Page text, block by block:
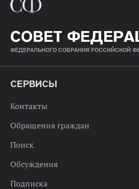
СОВЕТ
ФЕДЕРАЛЬНОГО СОБРАНИЯ РОССИЙСКОЙ
СЕРВИСЫ
Контакты
Обращения граждан
Поиск
Обсуждения
Подписка